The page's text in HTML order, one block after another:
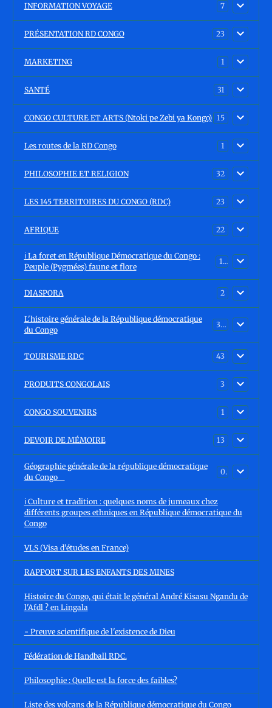
INFORMATION VOYAGE 7
PRÉSENTATION RD CONGO 23
MARKETING 1
SANTÉ 31
CONGO CULTURE ET ARTS (Ntoki pe Zebi ya Kongo) 15
Les routes de la RD Congo 1
PHILOSOPHIE ET RELIGION 32
LES 145 TERRITOIRES DU CONGO (RDC) 23
AFRIQUE 22
ℹ️ La foret en République Démocratique du Congo :
Peuple (Pygmées) faune et flore
15
DIASPORA 2
L'histoire générale de la République démocratique
du Congo
30
TOURISME RDC 43
PRODUITS CONGOLAIS 3
CONGO SOUVENIRS 1
DEVOIR DE MÉMOIRE 13
Géographie générale de la république démocratique
du Congo
0
ℹ️ Culture et tradition : quelques noms de jumeaux chez
différents groupes ethniques en République démocratique du
Congo
VLS (Visa d'études en France)
RAPPORT SUR LES ENFANTS DES MINES
Histoire du Congo, qui était le général André Kisasu Ngandu de
l'Afdl ? en Lingala
- Preuve scientifique de l'existence de Dieu
Fédération de Handball RDC.
Philosophie : Quelle est la force des faibles?
Liste des volcans de la République démocratique du Congo